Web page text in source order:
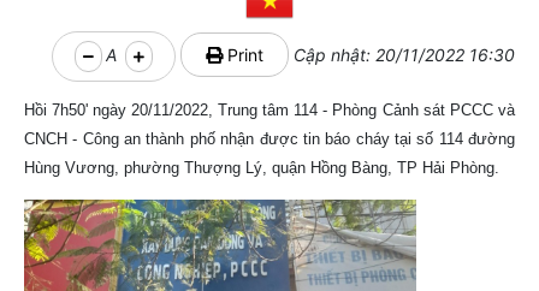
A Print Cập nhật: 20/11/2022 16:30
Hồi 7h50' ngày 20/11/2022, Trung tâm 114 - Phòng Cảnh sát PCCC và
CNCH - Công an thành phố nhận được tin báo cháy tại số 114 đường
Hùng Vương, phường Thượng Lý, quận Hồng Bàng, TP Hải Phòng.